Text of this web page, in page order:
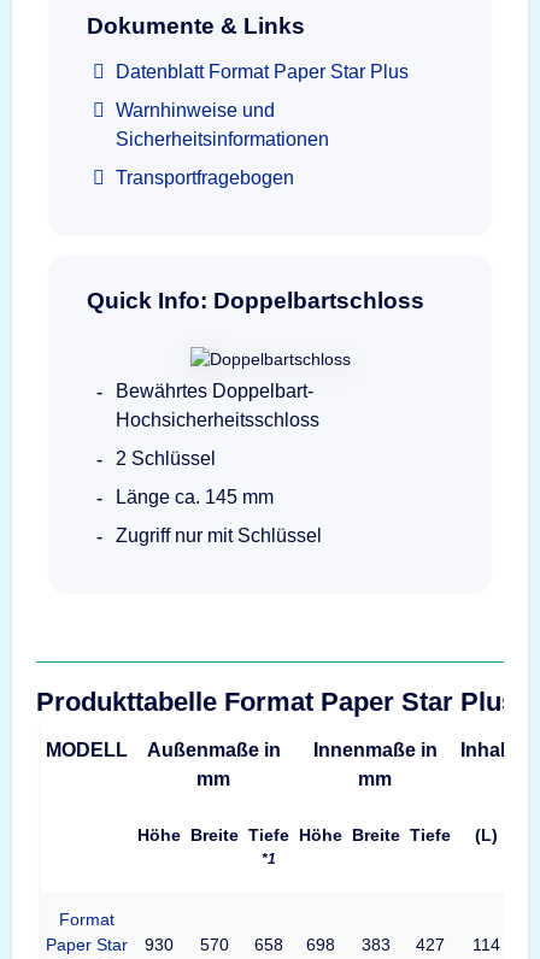
Dokumente & Links
Datenblatt Format Paper Star Plus
Warnhinweise und
Sicherheitsinformationen
Transportfragebogen
Quick Info: Doppelbartschloss
Bewährtes Doppelbart-
Hochsicherheitsschloss
2 Schlüssel
Länge ca. 145 mm
Zugriff nur mit Schlüssel
Produkttabelle Format Paper Star Plus
MODELL
Außenmaße in
mm
Innenmaße in
mm
Inhalt
Höhe Breite Tiefe
*1
Höhe Breite Tiefe (L)
Format
Paper Star
930 570 658 698 383 427 114